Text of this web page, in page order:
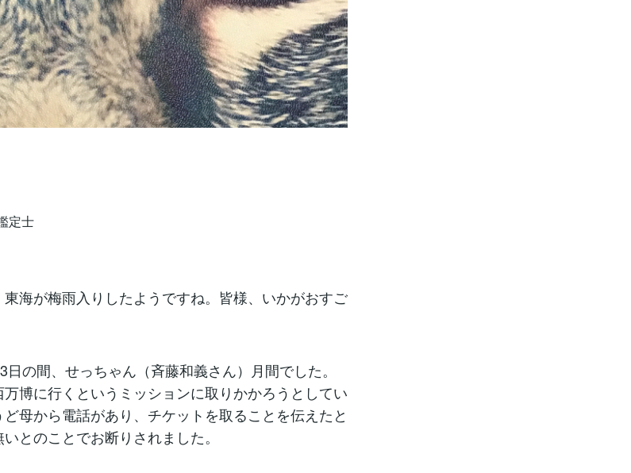
定士
海が梅雨入りしたようですね。皆様、いかがおすご
の間、せっちゃん（斉藤和義さん）月間でした。
博に行くというミッションに取りかかろうとしてい
母から電話があり、チケットを取ることを伝えたと
とのことでお断りされました。